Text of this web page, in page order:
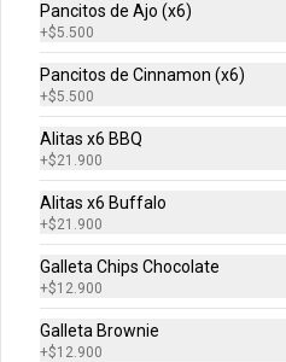
Pancitos de Ajo (x6)
+$5.500
Pancitos de Cinnamon (x6)
+$5.500
Alitas x6 BBQ
+$21.900
Alitas x6 Buffalo
+$21.900
Galleta Chips Chocolate
+$12.900
Galleta Brownie
+$12.900